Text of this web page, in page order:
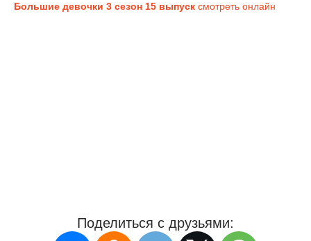
Большие девочки 3 сезон 15 выпуск смотреть онлайн
Поделиться с друзьями: